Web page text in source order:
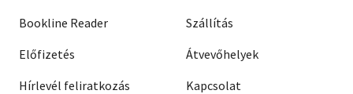
Bookline Reader
Előfizetés
Hírlevél feliratkozás
Szállítás
Átvevőhelyek
Kapcsolat